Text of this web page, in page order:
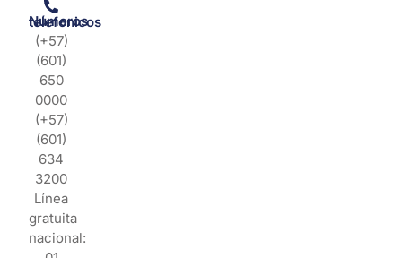
Números telefonicos
(+57)
(601)
650
0000
(+57)
(601)
634
3200
Línea
gratuita
nacional: